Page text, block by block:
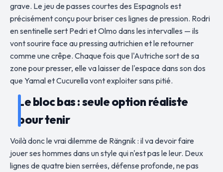
grave. Le jeu de passes courtes des Espagnols est
précisément conçu pour briser ces lignes de pression. Rodri
en sentinelle sert Pedri et Olmo dans les intervalles — ils
vont sourire face au pressing autrichien et le retourner
comme une crêpe. Chaque fois que l'Autriche sort de sa
zone pour presser, elle va laisser de l'espace dans son dos
que Yamal et Cucurella vont exploiter sans pitié.
Le bloc bas : seule option réaliste
pour tenir
Voilà donc le vrai dilemme de Rängnik : il va devoir faire
jouer ses hommes dans un style qui n'est pas le leur. Deux
lignes de quatre bien serrées, défense profonde, ne pas